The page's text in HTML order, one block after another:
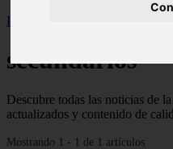
Inicio
secundarios
Descubre todas las noticias de
actualizados y contenido de
Mostrando 1 - 1 de 1 artículos